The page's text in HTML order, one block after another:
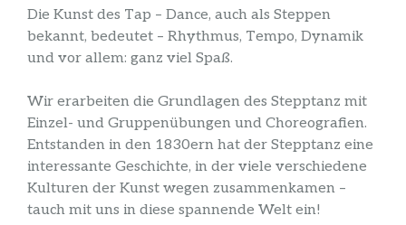
Die Kunst des Tap – Dance, auch als Steppen
bekannt, bedeutet – Rhythmus, Tempo, Dynamik
und vor allem: ganz viel Spaß.
Wir erarbeiten die Grundlagen des Stepptanz mit
Einzel- und Gruppenübungen und Choreografien.
Entstanden in den 1830ern hat der Stepptanz eine
interessante Geschichte, in der viele verschiedene
Kulturen der Kunst wegen zusammenkamen –
tauch mit uns in diese spannende Welt ein!